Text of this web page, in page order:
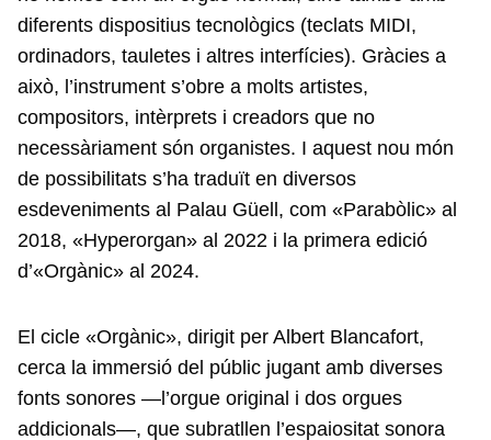
diferents dispositius tecnològics (teclats MIDI,
ordinadors, tauletes i altres interfícies). Gràcies a
això, l’instrument s’obre a molts artistes,
compositors, intèrprets i creadors que no
necessàriament són organistes. I aquest nou món
de possibilitats s’ha traduït en diversos
esdeveniments al Palau Güell, com «Parabòlic» al
2018, «Hyperorgan» al 2022 i la primera edició
d’«Orgànic» al 2024.
El cicle «Orgànic», dirigit per Albert Blancafort,
cerca la immersió del públic jugant amb diverses
fonts sonores —l’orgue original i dos orgues
addicionals—, que subratllen l’espaiositat sonora